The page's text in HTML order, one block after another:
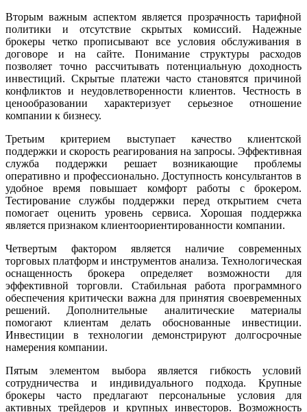
Вторым важным аспектом является прозрачность тарифной
политики и отсутствие скрытых комиссий. Надежные
брокеры четко прописывают все условия обслуживания в
договоре и на сайте. Понимание структуры расходов
позволяет точно рассчитывать потенциальную доходность
инвестиций. Скрытые платежи часто становятся причиной
конфликтов и неудовлетворенности клиентов. Честность в
ценообразовании характеризует серьезное отношение
компании к бизнесу.
Третьим критерием выступает качество клиентской
поддержки и скорость реагирования на запросы. Эффективная
служба поддержки решает возникающие проблемы
оперативно и профессионально. Доступность консультантов в
удобное время повышает комфорт работы с брокером.
Тестирование службы поддержки перед открытием счета
помогает оценить уровень сервиса. Хорошая поддержка
является признаком клиентоориентированности компании.
Четвертым фактором является наличие современных
торговых платформ и инструментов анализа. Технологическая
оснащенность брокера определяет возможности для
эффективной торговли. Стабильная работа программного
обеспечения критически важна для принятия своевременных
решений. Дополнительные аналитические материалы
помогают клиентам делать обоснованные инвестиции.
Инвестиции в технологии демонстрируют долгосрочные
намерения компании.
Пятым элементом выбора является гибкость условий
сотрудничества и индивидуального подхода. Крупные
брокеры часто предлагают персональные условия для
активных трейдеров и крупных инвесторов. Возможность